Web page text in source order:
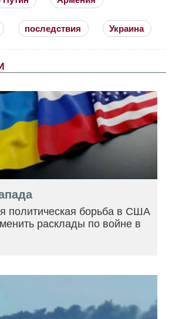
последствия Украина
политическая борьба в США
расклады по войне в